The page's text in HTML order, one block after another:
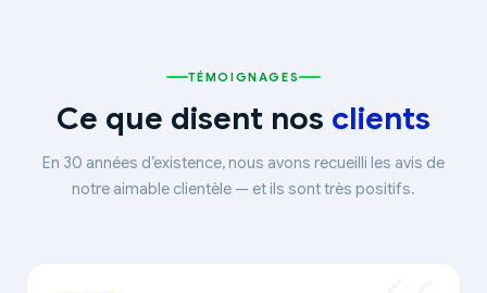
TÉMOIGNAGES
Ce que disent nos clients
En 30 années d’existence, nous avons recueilli les avis de
notre aimable clientèle — et ils sont très positifs.